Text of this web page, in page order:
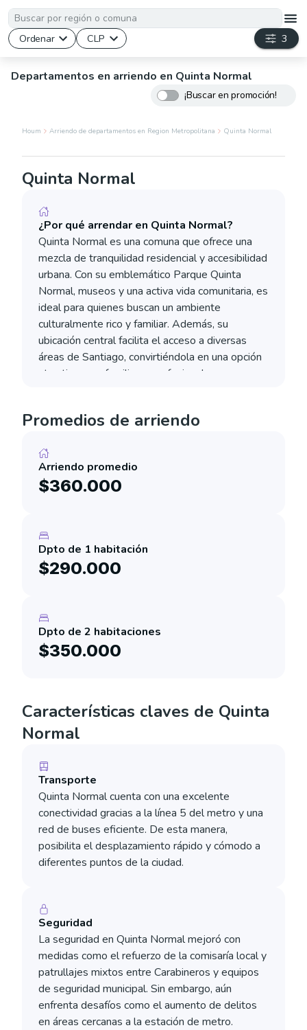
3
Ordenar CLP
Departamentos en arriendo en Quinta Normal
¡Buscar en promoción!
Houm Arriendo de departamentos en Region Metropolitana Quinta Normal
Quinta Normal
¿Por qué arrendar en Quinta Normal?
Quinta Normal es una comuna que ofrece una
mezcla de tranquilidad residencial y accesibilidad
urbana. Con su emblemático Parque Quinta
Normal, museos y una activa vida comunitaria, es
ideal para quienes buscan un ambiente
culturalmente rico y familiar. Además, su
ubicación central facilita el acceso a diversas
áreas de Santiago, convirtiéndola en una opción
atractiva para familias y profesionales.
Promedios de arriendo
Arriendo promedio
$360.000
Dpto de 1 habitación
$290.000
Dpto de 2 habitaciones
$350.000
Características claves de Quinta
Normal
Transporte
Quinta Normal cuenta con una excelente
conectividad gracias a la línea 5 del metro y una
red de buses eficiente. De esta manera,
posibilita el desplazamiento rápido y cómodo a
diferentes puntos de la ciudad.
Seguridad
La seguridad en Quinta Normal mejoró con
medidas como el refuerzo de la comisaría local y
patrullajes mixtos entre Carabineros y equipos
de seguridad municipal. Sin embargo, aún
enfrenta desafíos como el aumento de delitos
en áreas cercanas a la estación de metro​.